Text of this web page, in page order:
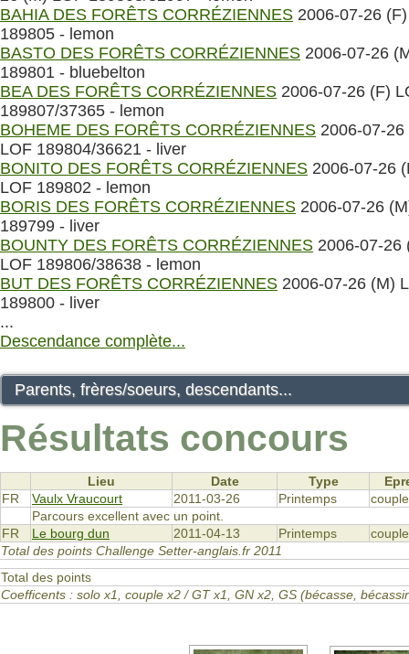
BAHIA DES FORÊTS CORRÉZIENNES 2006-07-26
189805 - lemon
BASTO DES FORÊTS CORRÉZIENNES 2006-07-26
189801 - bluebelton
BEA DES FORÊTS CORRÉZIENNES 2006-07-26 (F)
189807/37365 - lemon
BOHEME DES FORÊTS CORRÉZIENNES 2006-07-26
LOF 189804/36621 - liver
BONITO DES FORÊTS CORRÉZIENNES 2006-07-26
LOF 189802 - lemon
BORIS DES FORÊTS CORRÉZIENNES 2006-07-26
189799 - liver
BOUNTY DES FORÊTS CORRÉZIENNES 2006-07-26
LOF 189806/38638 - lemon
BUT DES FORÊTS CORRÉZIENNES 2006-07-26 (M)
189800 - liver
...
Descendance complète...
Parents, frères/soeurs, descendants...
Résultats concours
Lieu Date Type
FR
Vaulx Vraucourt 2011-03-26 Printemps
couple
Parcours excellent avec un point.
FR
Le bourg dun 2011-04-13 Printemps
couple
Total des points Challenge Setter-anglais.fr 2011
Total des points
Coefficents : solo x1, couple x2 / GT x1, GN x2, GS (bécasse,